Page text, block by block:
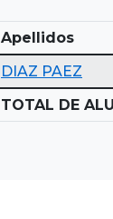
Apellidos
DIAZ PAEZ
TOTAL DE